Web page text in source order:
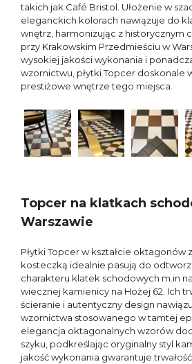
takich jak Café Bristol. Ułożenie w
eleganckich kolorach nawiązuje do
wnętrz, harmonizując z historycznym
przy Krakowskim Przedmieściu w
wysokiej jakości wykonania i
wzornictwu, płytki Topcer doskonale
prestiżowe wnętrze tego miejsca.
Topcer na klatkach
Warszawie
Płytki Topcer w kształcie oktagonów
kosteczką idealnie pasują do
charakteru klatek schodowych m.in
wiecznej kamienicy na Hożej 62. Ich
ścieranie i autentyczny design
wzornictwa stosowanego w tamtej
elegancja oktagonalnych wzorów
szyku, podkreślając oryginalny styl
jakość wykonania gwarantuje